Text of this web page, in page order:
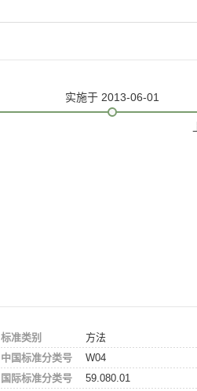
实施于 2013-06-01
标准类别
方法
中国标准分类号
W04
国际标准分类号
59.080.01